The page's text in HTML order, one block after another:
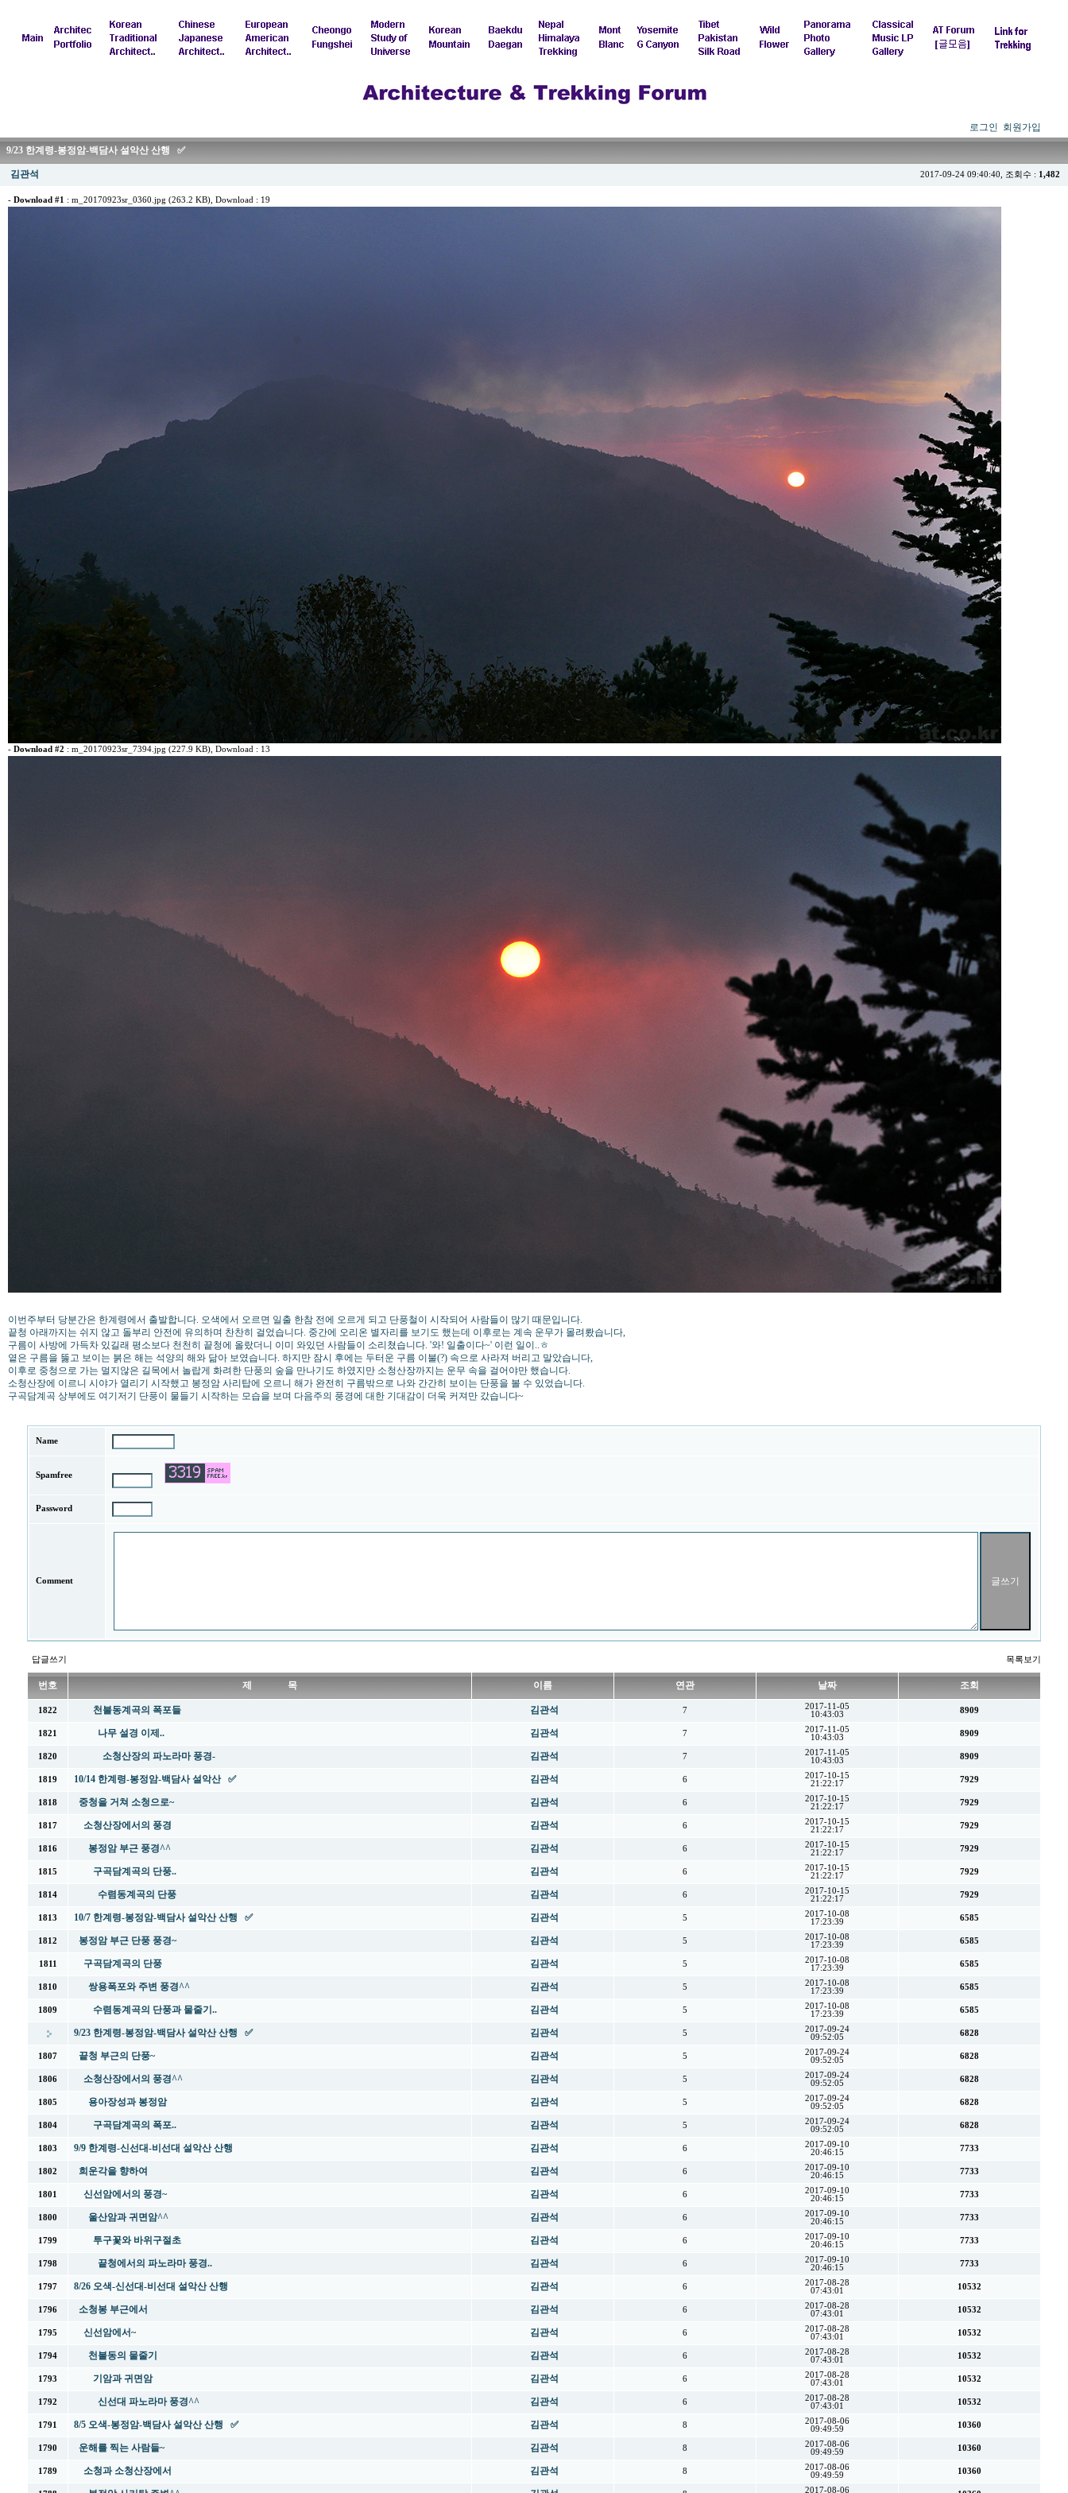
로그인 회원가입
9/23 한계령-봉정암-백담사 설악산 산행 ✅
김관석 2017-09-24 09:40:40, 조회수 : 1,482
- Download #1 : m_20170923sr_0360.jpg (263.2 KB) , Download : 19
- Download #2 : m_20170923sr_7394.jpg (227.9 KB) , Download : 13
이번주부터 당분간은 한계령에서 출발합니다. 오색에서 오르면 일출 한참 전에 오르게 되고 단풍철이 시작되어 사람들이 많기 때문입니다.
끝청 아래까지는 쉬지 않고 돌부리 안전에 유의하며 찬찬히 걸었습니다. 중간에 오리온 별자리를 보기도 했는데 이후로는 계속 운무가 몰려뢌습니다,
구름이 사방에 가득차 있길래 평소보다 천천히 끝청에 올랐더니 이미 와있던 사람들이 소리쳤습니다. '와! 일출이다~' 이런 일이..ㅎ
옅은 구름을 뚫고 보이는 붉은 해는 석양의 해와 닮아 보였습니다. 하지만 잠시 후에는 두터운 구름 이불(?) 속으로 사라져 버리고 말았습니다,
이후로 중청으로 가는 멀지않은 길목에서 놀랍게 화려한 단풍의 숲을 만나기도 하였지만 소청산장까지는 운무 속을 걸어야만 했습니다.
소청산장에 이르니 시야가 열리기 시작했고 봉정암 사리탑에 오르니 해가 완전히 구름밖으로 나와 간간히 보이는 단풍을 볼 수 있었습니다.
구곡담계곡 상부에도 여기저기 단풍이 물들기 시작하는 모습을 보며 다음주의 풍경에 대한 기대감이 더욱 커져만 갔습니다~
Name
Spamfree
Password
Comment
답글쓰기 목록보기
번호 제 목 이름 연관 날짜 조회
1822 천불동계곡의 폭포들 김관석 7
2017-11-05
10:43:03
8909
1821 나무 설경 이제.. 김관석 7
2017-11-05
10:43:03
8909
1820 소청산장의 파노라마 풍경- 김관석 7
2017-11-05
10:43:03
8909
1819 10/14 한계령-봉정암-백담사 설악산 ✅ 김관석 6
2017-10-15
21:22:17
7929
1818 중청을 거쳐 소청으로~ 김관석 6
2017-10-15
21:22:17
7929
1817 소청산장에서의 풍경 김관석 6
2017-10-15
21:22:17
7929
1816 봉정암 부근 풍경^^ 김관석 6
2017-10-15
21:22:17
7929
1815 구곡담계곡의 단풍.. 김관석 6
2017-10-15
21:22:17
7929
1814 수렴동계곡의 단풍 김관석 6
2017-10-15
21:22:17
7929
1813 10/7 한계령-봉정암-백담사 설악산 산행 ✅ 김관석 5
2017-10-08
17:23:39
6585
1812 봉정암 부근 단풍 풍경~ 김관석 5
2017-10-08
17:23:39
6585
1811 구곡담계곡의 단풍 김관석 5
2017-10-08
17:23:39
6585
1810 쌍용폭포와 주변 풍경^^ 김관석 5
2017-10-08
17:23:39
6585
1809 수렴동계곡의 단풍과 물줄기.. 김관석 5
2017-10-08
17:23:39
6585
9/23 한계령-봉정암-백담사 설악산 산행 ✅ 김관석 5
2017-09-24
09:52:05
6828
1807 끝청 부근의 단풍~ 김관석 5
2017-09-24
09:52:05
6828
1806 소청산장에서의 풍경^^ 김관석 5
2017-09-24
09:52:05
6828
1805 용아장성과 봉정암 김관석 5
2017-09-24
09:52:05
6828
1804 구곡담계곡의 폭포.. 김관석 5
2017-09-24
09:52:05
6828
1803 9/9 한계령-신선대-비선대 설악산 산행 김관석 6
2017-09-10
20:46:15
7733
1802 희운각을 향하여 김관석 6
2017-09-10
20:46:15
7733
1801 신선암에서의 풍경~ 김관석 6
2017-09-10
20:46:15
7733
1800 울산암과 귀면암^^ 김관석 6
2017-09-10
20:46:15
7733
1799 투구꽃와 바위구절초 김관석 6
2017-09-10
20:46:15
7733
1798 끝청에서의 파노라마 풍경.. 김관석 6
2017-09-10
20:46:15
7733
1797 8/26 오색-신선대-비선대 설악산 산행 김관석 6
2017-08-28
07:43:01
10532
1796 소청봉 부근에서 김관석 6
2017-08-28
07:43:01
10532
1795 신선암에서~ 김관석 6
2017-08-28
07:43:01
10532
1794 천불동의 물줄기 김관석 6
2017-08-28
07:43:01
10532
1793 기암과 귀면암 김관석 6
2017-08-28
07:43:01
10532
1792 신선대 파노라마 풍경^^ 김관석 6
2017-08-28
07:43:01
10532
1791 8/5 오색-봉정암-백담사 설악산 산행 ✅ 김관석 8
2017-08-06
09:49:59
10360
1790 운해를 찍는 사람들~ 김관석 8
2017-08-06
09:49:59
10360
1789 소청과 소청산장에서 김관석 8
2017-08-06
09:49:59
10360
2017-08-06